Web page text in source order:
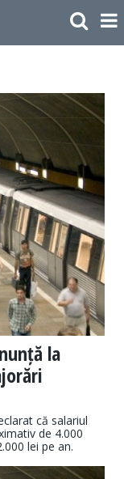
la
că salariul
de 4.000
lei pe an.